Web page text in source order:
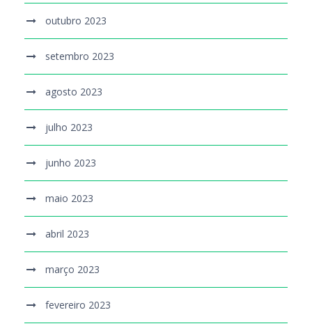
outubro 2023
setembro 2023
agosto 2023
julho 2023
junho 2023
maio 2023
abril 2023
março 2023
fevereiro 2023